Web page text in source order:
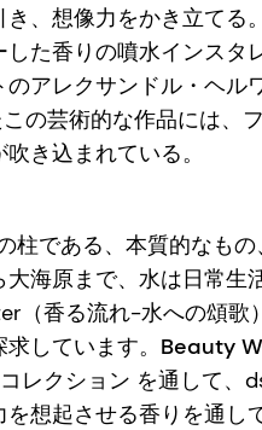
、想像力をかき立てる
た香りの噴水インスタ
アレクサンドル・ヘル
の芸術的な作品には、
き込まれている。
である、本質的なも
海原まで、水は日常生
（香る流れ-水への頌歌
しています。 Beauty
レクション を通して、
想起させる香りを通し